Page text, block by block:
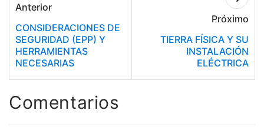
Anterior
CONSIDERACIONES DE
SEGURIDAD (EPP) Y
HERRAMIENTAS
NECESARIAS
Próximo
TIERRA FÍSICA Y SU
INSTALACIÓN
ELÉCTRICA
Comentarios